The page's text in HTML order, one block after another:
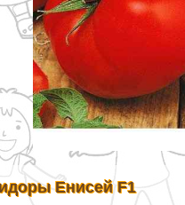
Енисей F1